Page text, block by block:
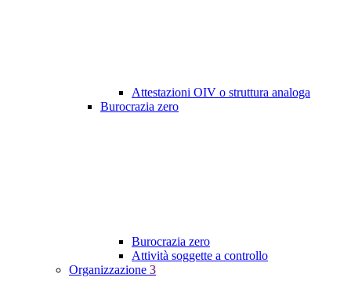
Attestazioni OIV o struttura analoga
Burocrazia zero
Burocrazia zero
Attività soggette a controllo
Organizzazione 3